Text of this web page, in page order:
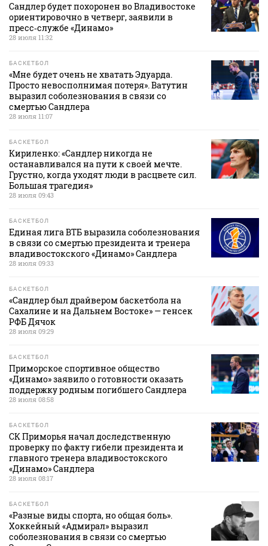
Сандлер будет похоронен во Владивостоке
ориентировочно в четверг, заявили в
пресс‑службе «Динамо»
28 июля 11:32
БАСКЕТБОЛ
«Мне будет очень не хватать Эдуарда.
Просто невосполнимая потеря». Ватутин
выразил соболезнования в связи со
смертью Сандлера
28 июля 11:07
БАСКЕТБОЛ
Кириленко: «Сандлер никогда не
останавливался на пути к своей мечте.
Грустно, когда уходят люди в расцвете сил.
Большая трагедия»
28 июля 09:43
БАСКЕТБОЛ
Единая лига ВТБ выразила соболезнования
в связи со смертью президента и тренера
владивостокского «Динамо» Сандлера
28 июля 09:33
БАСКЕТБОЛ
«Сандлер был драйвером баскетбола на
Сахалине и на Дальнем Востоке» — генсек
РФБ Дячок
28 июля 09:29
БАСКЕТБОЛ
Приморское спортивное общество
«Динамо» заявило о готовности оказать
поддержку родным погибшего Сандлера
28 июля 08:58
БАСКЕТБОЛ
СК Приморья начал доследственную
проверку по факту гибели президента и
главного тренера владивостокского
«Динамо» Сандлера
28 июля 08:17
БАСКЕТБОЛ
«Разные виды спорта, но общая боль».
Хоккейный «Адмирал» выразил
соболезнования в связи со смертью